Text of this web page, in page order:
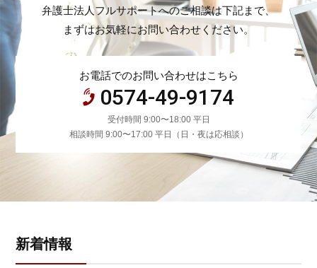
弁護士法人フルサポートへのご相談は下記まで、
まずはお気軽にお問い合わせください。
お電話でのお問い合わせはこちら
0574-49-9174
受付時間 9:00〜18:00 平日
相談時間 9:00〜17:00 平日（日・夜は応相談）
新着情報